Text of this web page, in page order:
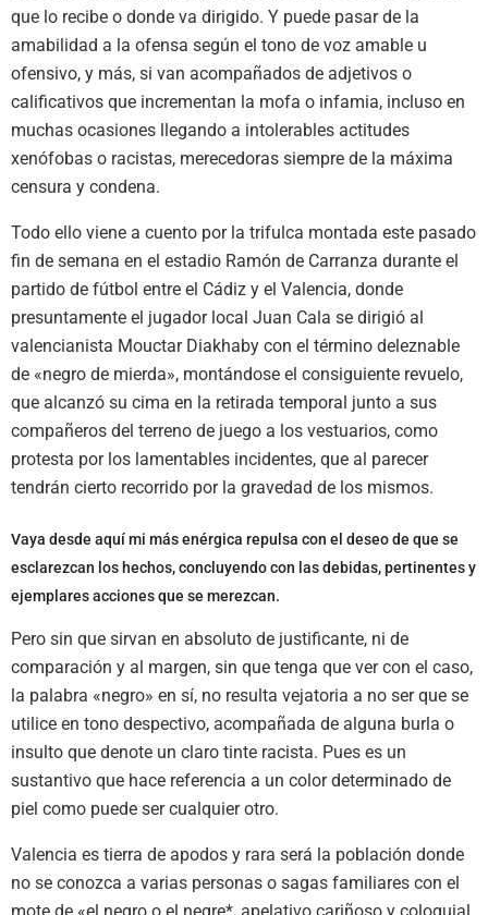
que lo recibe o donde va dirigido. Y puede pasar de la
amabilidad a la ofensa según el tono de voz amable u
ofensivo, y más, si van acompañados de adjetivos o
calificativos que incrementan la mofa o infamia, incluso en
muchas ocasiones llegando a intolerables actitudes
xenófobas o racistas, merecedoras siempre de la máxima
censura y condena.
Todo ello viene a cuento por la trifulca montada este pasado
fin de semana en el estadio Ramón de Carranza durante el
partido de fútbol entre el Cádiz y el Valencia, donde
presuntamente el jugador local Juan Cala se dirigió al
valencianista Mouctar Diakhaby con el término deleznable
de «negro de mierda», montándose el consiguiente revuelo,
que alcanzó su cima en la retirada temporal junto a sus
compañeros del terreno de juego a los vestuarios, como
protesta por los lamentables incidentes, que al parecer
tendrán cierto recorrido por la gravedad de los mismos.
Vaya desde aquí mi más enérgica repulsa con el deseo de que se
esclarezcan los hechos, concluyendo con las debidas, pertinentes y
ejemplares acciones que se merezcan.
Pero sin que sirvan en absoluto de justificante, ni de
comparación y al margen, sin que tenga que ver con el caso,
la palabra «negro» en sí, no resulta vejatoria a no ser que se
utilice en tono despectivo, acompañada de alguna burla o
insulto que denote un claro tinte racista. Pues es un
sustantivo que hace referencia a un color determinado de
piel como puede ser cualquier otro.
Valencia es tierra de apodos y rara será la población donde
no se conozca a varias personas o sagas familiares con el